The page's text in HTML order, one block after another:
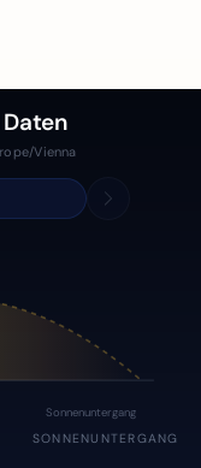
Vienna
Sonnenuntergang
SONNENUNTERGANG